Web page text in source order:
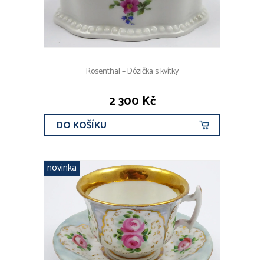
Rosenthal – Dózička s kvítky
2 300 Kč
DO KOŠÍKU
novinka